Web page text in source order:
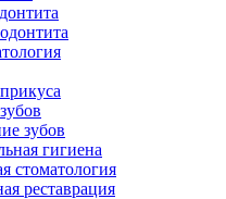
зубов
гигиена
стоматология
реставрация